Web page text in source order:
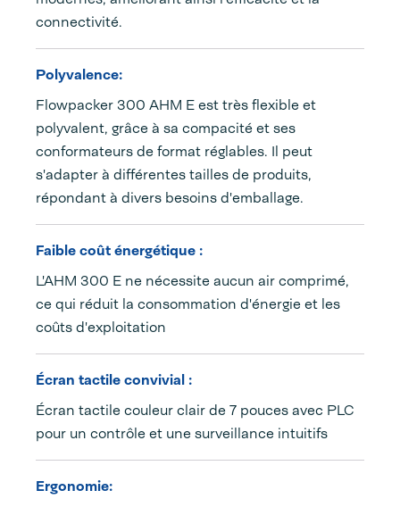
connectivité.
Polyvalence:
Flowpacker 300 AHM E est très flexible et
polyvalent, grâce à sa compacité et ses
conformateurs de format réglables. Il peut
s'adapter à différentes tailles de produits,
répondant à divers besoins d'emballage.
Faible coût énergétique :
L'AHM 300 E ne nécessite aucun air comprimé,
ce qui réduit la consommation d'énergie et les
coûts d'exploitation
Écran tactile convivial :
Écran tactile couleur clair de 7 pouces avec PLC
pour un contrôle et une surveillance intuitifs
Ergonomie: